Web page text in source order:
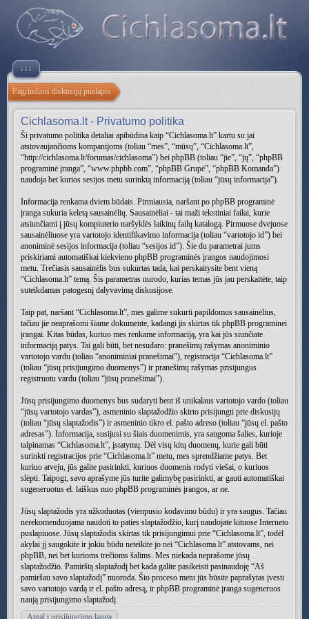
↓↓↓
Pagrindinis diskusijų puslapis
Cichlasoma.lt - Privatumo politika
Ši privatumo politika detaliai apibūdina kaip “Cichlasoma.lt” kartu su jai
atstovaujančioms kompanijoms (toliau “mes”, “mūsų”, “Cichlasoma.lt”,
“http://cichlasoma.lt/forumas/cichlasoma”) bei phpBB (toliau “jie”, “jų”, “phpBB
programinė įranga”, “www.phpbb.com”, “phpBB Grupė”, “phpBB Komanda”)
naudoja bet kurios sesijos metu surinktą informaciją (toliau “jūsų informacija”).
Informacija renkama dviem būdais. Pirmiausia, naršant po phpBB programinė
įranga sukuria keletą sausainėlių. Sausainėliai - tai maži tekstiniai failai, kurie
atsiunčiami į jūsų kompiuterio naršyklės laikinų failų katalogą. Pirmuose dvejuose
sausainėliuose yra vartotojo identifikavimo informacija (toliau “vartotojo id”) bei
anoniminė sesijos informacija (toliau “sesijos id”). Šie du parametrai jums
priskiriami automatiškai kiekvieno phpBB programinės įrangos naudojimosi
metu. Trečiasis sausainėlis bus sukurtas tada, kai perskaitysite bent vieną
“Cichlasoma.lt” temą. Šis parametras nurodo, kurias temas jūs jau perskaitėte, taip
suteikdamas patogesnį dalyvavimą diskusijose.
Taip pat, naršant “Cichlasoma.lt”, mes galime sukurti papildomus sausainėlius,
tačiau jie neaprašomi šiame dokumente, kadangi jis skirtas tik phpBB programinei
įrangai. Kitas būdas, kuriuo mes renkame informaciją, yra kai jūs siunčiate
informaciją patys. Tai gali būti, bet nesudaro: pranešimų rašymas anoniminio
vartotojo vardu (toliau “anoniminiai pranešimai”), registracija “Cichlasoma.lt”
(toliau “jūsų prisijungimo duomenys”) ir pranešimų rašymas prisijungus
registruotu vardu (toliau “jūsų pranešimai”).
Jūsų prisijungimo duomenys bus sudaryti bent iš unikalaus vartotojo vardo (toliau
“jūsų vartotojo vardas”), asmeninio slaptažodžio skirto prisijungti prie diskusijų
(toliau “jūsų slaptažodis”) ir asmeninio tikro el. pašto adreso (toliau “jūsų el. pašto
adresas”). Informacija, susijusi su šiais duomenimis, yra saugoma šalies, kurioje
talpinamas “Cichlasoma.lt”, įstatymų. Dėl visų kitų duomenų, kurie gali būti
surinkti registracijos prie “Cichlasoma.lt” metu, mes sprendžiame patys. Bet
kuriuo atveju, jūs galite pasirinkti, kuriuos duomenis rodyti viešai, o kuriuos
slėpti. Taipogi, savo aprašyme jūs turite galimybę pasirinkti, ar gauti automatiškai
sugeneruotus el. laiškus nuo phpBB programinės įrangos, ar ne.
Jūsų slaptažodis yra užkoduotas (vienpusio kodavimo būdu) ir yra saugus. Tačiau
nerekomenduojama naudoti to paties slaptažodžio, kurį naudojate kituose Interneto
puslapiuose. Jūsų slaptažodis skirtas tik prisijungimui prie “Cichlasoma.lt”, todėl
akylai jį saugokite ir jokiu būdu neteikite jo nei “Cichlasoma.lt” atstovams, nei
phpBB, nei bet kurioms trečioms šalims. Mes niekada neprašome jūsų
slaptažodžio. Pamirštą slaptažodį bet kada galite pasikeisti pasinaudoję “Aš
pamiršau savo slaptažodį” nuoroda. Šio proceso metu jūs būsite paprašytas įvesti
savo vartotojo vardą ir el. pašto adresą, ir phpBB programinė įranga sugeneruos
naują prisijungimo slaptažodį.
Atgal į prisijungimo langą